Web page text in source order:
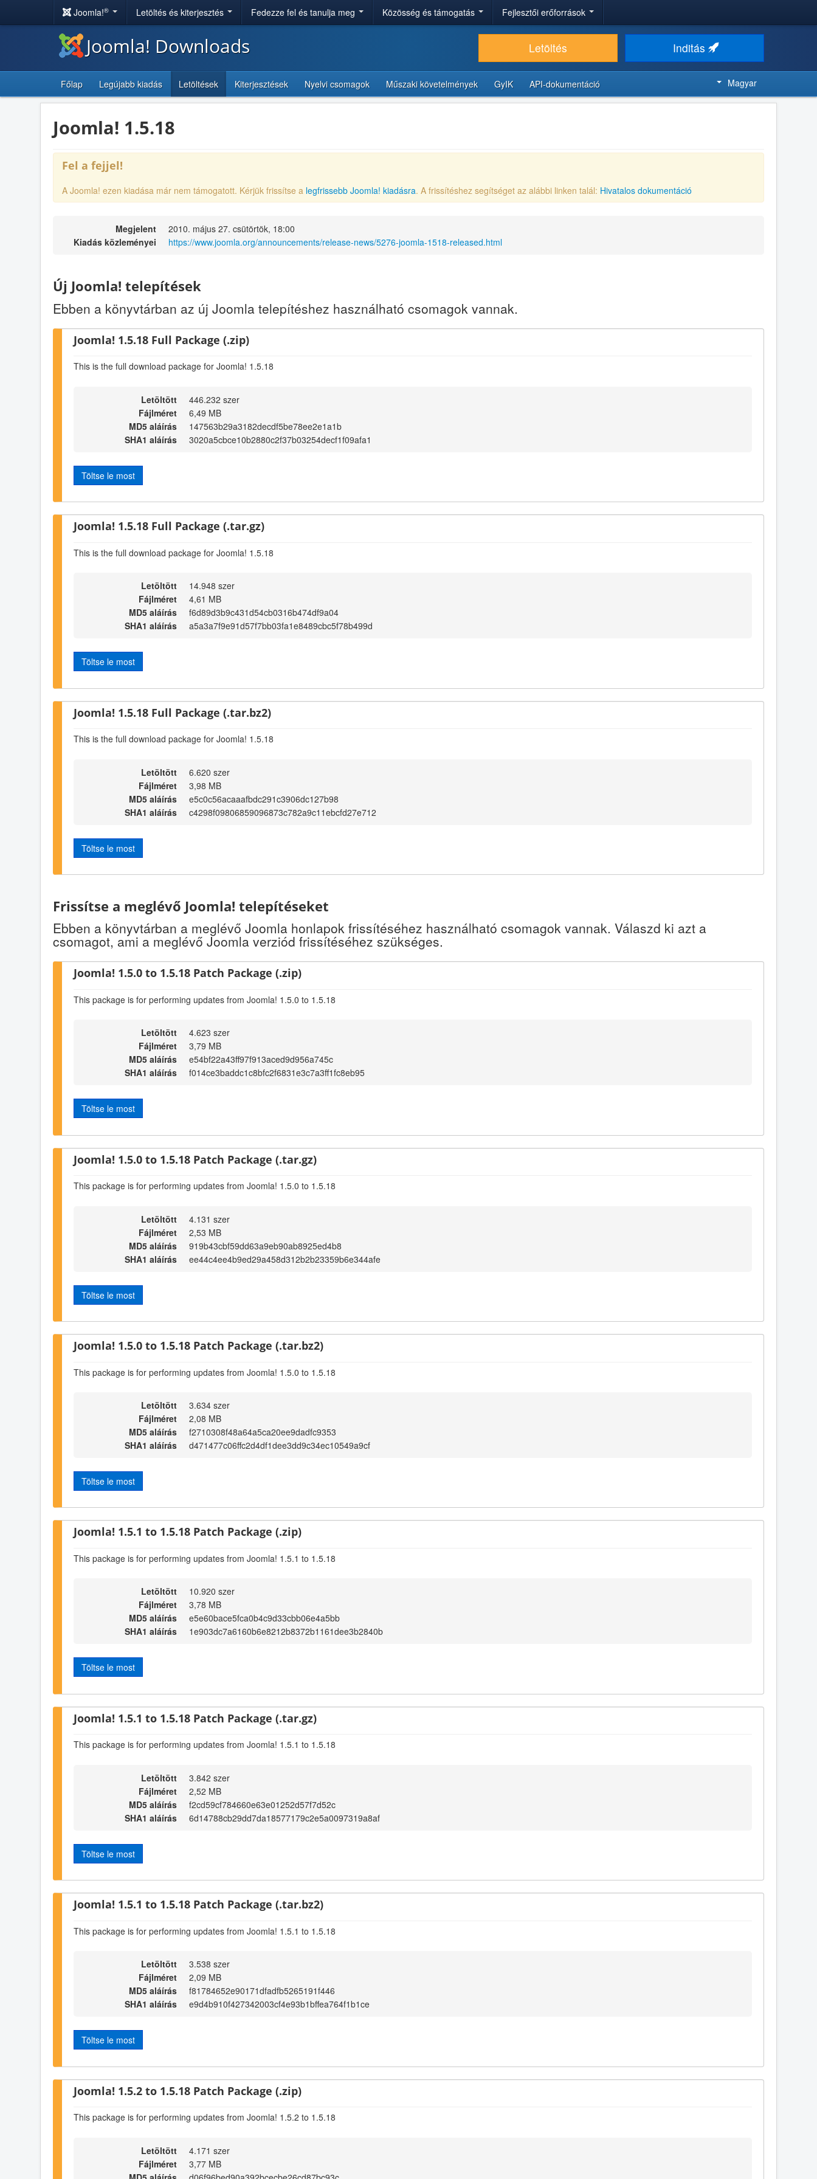
Joomla!® Letöltés és kiterjesztés Fedezze fel és tanulja meg Közösség és támogatás Fejlesztői erőforrások
Joomla! Downloads Letöltés Inditás
Főlap Legújabb kiadás Letöltések Kiterjesztések Nyelvi csomagok Műszaki követelmények GyIK API-dokumentáció Magyar
Joomla! 1.5.18
Fel a fejjel!
A Joomla! ezen kiadása már nem támogatott. Kérjük frissítse a legfrissebb Joomla! kiadásra. A frissítéshez segítséget az alábbi linken talál: Hivatalos dokumentáció
Megjelent
2010. május 27. csütörtök, 18:00
Kiadás közleményei
https://www.joomla.org/announcements/release-news/5276-joomla-1518-released.html
Új Joomla! telepítések
Ebben a könyvtárban az új Joomla telepítéshez használható csomagok vannak.
Joomla! 1.5.18 Full Package (.zip)
This is the full download package for Joomla! 1.5.18
Letöltött
446.232 szer
Fájlméret
6,49 MB
MD5 aláírás
147563b29a3182decdf5be78ee2e1a1b
SHA1 aláírás
3020a5cbce10b2880c2f37b03254decf1f09afa1
Töltse le most
Joomla! 1.5.18 Full Package (.tar.gz)
This is the full download package for Joomla! 1.5.18
Letöltött
14.948 szer
Fájlméret
4,61 MB
MD5 aláírás
f6d89d3b9c431d54cb0316b474df9a04
SHA1 aláírás
a5a3a7f9e91d57f7bb03fa1e8489cbc5f78b499d
Töltse le most
Joomla! 1.5.18 Full Package (.tar.bz2)
This is the full download package for Joomla! 1.5.18
Letöltött
6.620 szer
Fájlméret
3,98 MB
MD5 aláírás
e5c0c56acaaafbdc291c3906dc127b98
SHA1 aláírás
c4298f09806859096873c782a9c11ebcfd27e712
Töltse le most
Frissítse a meglévő Joomla! telepítéseket
Ebben a könyvtárban a meglévő Joomla honlapok frissítéséhez használható csomagok vannak. Válaszd ki azt a
csomagot, ami a meglévő Joomla verziód frissítéséhez szükséges.
Joomla! 1.5.0 to 1.5.18 Patch Package (.zip)
This package is for performing updates from Joomla! 1.5.0 to 1.5.18
Letöltött
4.623 szer
Fájlméret
3,79 MB
MD5 aláírás
e54bf22a43ff97f913aced9d956a745c
SHA1 aláírás
f014ce3baddc1c8bfc2f6831e3c7a3ff1fc8eb95
Töltse le most
Joomla! 1.5.0 to 1.5.18 Patch Package (.tar.gz)
This package is for performing updates from Joomla! 1.5.0 to 1.5.18
Letöltött
4.131 szer
Fájlméret
2,53 MB
MD5 aláírás
919b43cbf59dd63a9eb90ab8925ed4b8
SHA1 aláírás
ee44c4ee4b9ed29a458d312b2b23359b6e344afe
Töltse le most
Joomla! 1.5.0 to 1.5.18 Patch Package (.tar.bz2)
This package is for performing updates from Joomla! 1.5.0 to 1.5.18
Letöltött
3.634 szer
Fájlméret
2,08 MB
MD5 aláírás
f2710308f48a64a5ca20ee9dadfc9353
SHA1 aláírás
d471477c06ffc2d4df1dee3dd9c34ec10549a9cf
Töltse le most
Joomla! 1.5.1 to 1.5.18 Patch Package (.zip)
This package is for performing updates from Joomla! 1.5.1 to 1.5.18
Letöltött
10.920 szer
Fájlméret
3,78 MB
MD5 aláírás
e5e60bace5fca0b4c9d33cbb06e4a5bb
SHA1 aláírás
1e903dc7a6160b6e8212b8372b1161dee3b2840b
Töltse le most
Joomla! 1.5.1 to 1.5.18 Patch Package (.tar.gz)
This package is for performing updates from Joomla! 1.5.1 to 1.5.18
Letöltött
3.842 szer
Fájlméret
2,52 MB
MD5 aláírás
f2cd59cf784660e63e01252d57f7d52c
SHA1 aláírás
6d14788cb29dd7da18577179c2e5a0097319a8af
Töltse le most
Joomla! 1.5.1 to 1.5.18 Patch Package (.tar.bz2)
This package is for performing updates from Joomla! 1.5.1 to 1.5.18
Letöltött
3.538 szer
Fájlméret
2,09 MB
MD5 aláírás
f81784652e90171dfadfb5265191f446
SHA1 aláírás
e9d4b910f427342003cf4e93b1bffea764f1b1ce
Töltse le most
Joomla! 1.5.2 to 1.5.18 Patch Package (.zip)
This package is for performing updates from Joomla! 1.5.2 to 1.5.18
Letöltött
4.171 szer
Fájlméret
3,77 MB